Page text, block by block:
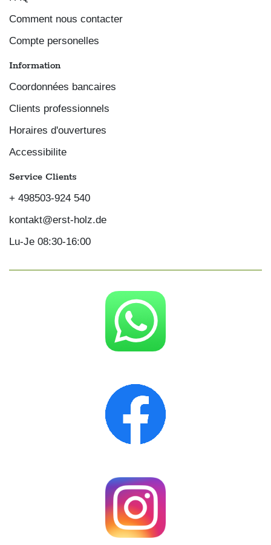
Comment nous contacter
Compte personelles
Information
Coordonnées bancaires
Clients professionnels
Horaires d'ouvertures
Accessibilite
Service Clients
+ 498503-924 540
kontakt@erst-holz.de
Lu-Je 08:30-16:00